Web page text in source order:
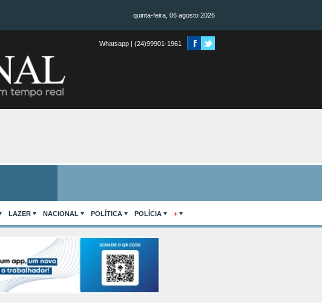
quinta-feira, 06 agosto 2026
Whatsapp | (24)99901-1961
LAZER NACIONAL POLÍTICA POLÍCIA +